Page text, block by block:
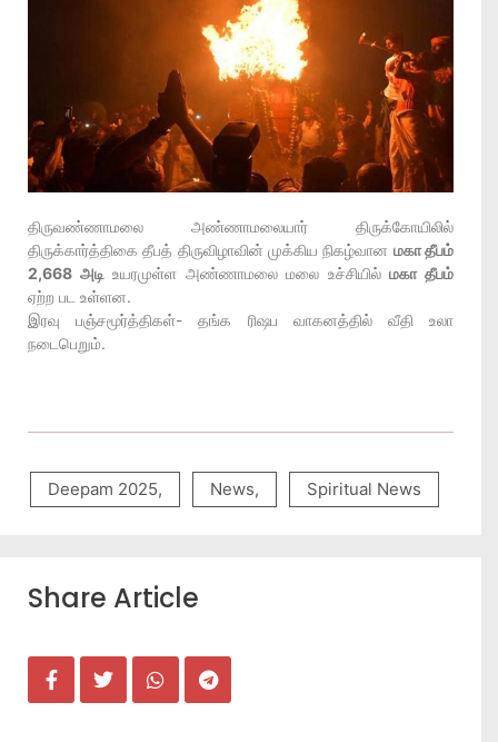
திருவண்ணாமலை அண்ணாமலையார் திருக்கோயிலில்
திருக்கார்த்திகை தீபத் திருவிழாவின் முக்கிய நிகழ்வான மகா தீபம்
2,668 அடி உயரமுள்ள அண்ணாமலை மலை உச்சியில்மகா தீபம்
ஏற்ற பட உள்ளன.
இரவு பஞ்சமூர்த்திகள்- தங்க ரிஷப வாகனத்தில் வீதி உலா
நடைபெறும்.
Deepam 2025, News, Spiritual News
Share Article